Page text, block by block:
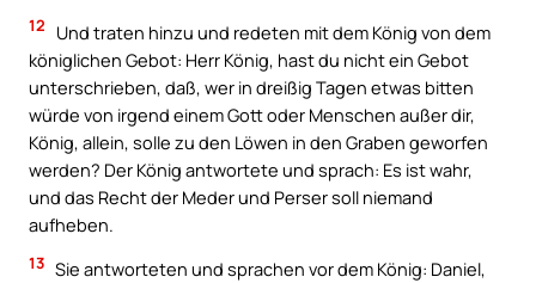
12
Und traten hinzu und redeten mit dem König von dem
königlichen Gebot: Herr König, hast du nicht ein Gebot
unterschrieben, daß, wer in dreißig Tagen etwas bitten
würde von irgend einem Gott oder Menschen außer dir,
König, allein, solle zu den Löwen in den Graben geworfen
werden? Der König antwortete und sprach: Es ist wahr,
und das Recht der Meder und Perser soll niemand
aufheben.
13 Sie antworteten und sprachen vor dem König: Daniel,